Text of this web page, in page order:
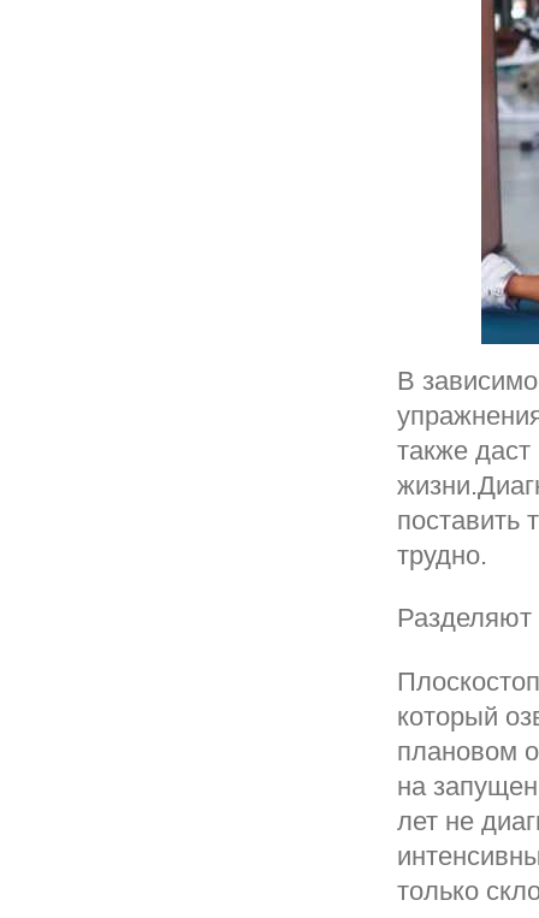
В
также
поставить
трудно.
Разделяют
который
плановом
на
лет не
только